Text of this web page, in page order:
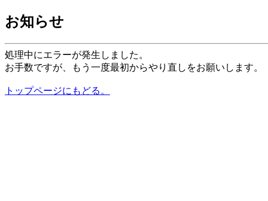
お知らせ
処理中にエラーが発生しました。
お手数ですが、もう一度最初からやり直しをお願いします。
トップページにもどる。